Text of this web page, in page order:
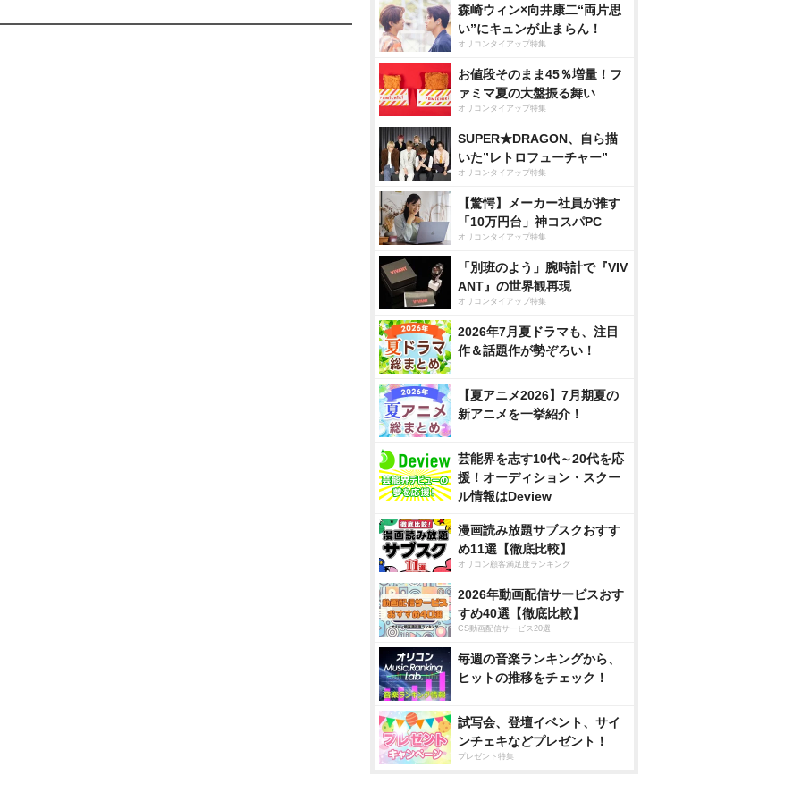
森崎ウィン×向井康二“両片思
い”にキュンが止まらん！
オリコンタイアップ特集
お値段そのまま45％増量！フ
ァミマ夏の大盤振る舞い
オリコンタイアップ特集
SUPER★DRAGON、自ら描
いた”レトロフューチャー”
オリコンタイアップ特集
【驚愕】メーカー社員が推す
「10万円台」神コスパPC
オリコンタイアップ特集
「別班のよう」腕時計で『VIV
ANT』の世界観再現
オリコンタイアップ特集
2026年7月夏ドラマも、注目
作＆話題作が勢ぞろい！
【夏アニメ2026】7月期夏の
新アニメを一挙紹介！
芸能界を志す10代～20代を応
援！オーディション・スクー
ル情報はDeview
漫画読み放題サブスクおすす
め11選【徹底比較】
オリコン顧客満足度ランキング
2026年動画配信サービスおす
すめ40選【徹底比較】
CS動画配信サービス20選
毎週の音楽ランキングから、
ヒットの推移をチェック！
試写会、登壇イベント、サイ
ンチェキなどプレゼント！
プレゼント特集